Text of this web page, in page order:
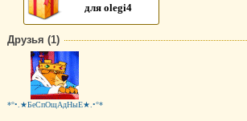
для olegi4
Друзья (1)
*°•.★БеСпОщАдНыЕ★.•°*